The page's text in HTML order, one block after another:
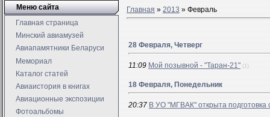
Меню сайта
Главная страница
Минский авиамузей
Авиапамятники Беларуси
Мемориал
Каталог статей
Авиаистория в книгах
Авиационные экспозиции
Фотоальбомы
Главная»2013 » Февраль
28 Февраля, Четверг
11:09 Мой позывной - "Таран-21" (1)
18 Февраля, Понедельник
20:37 В УО "МГВАК" открыта